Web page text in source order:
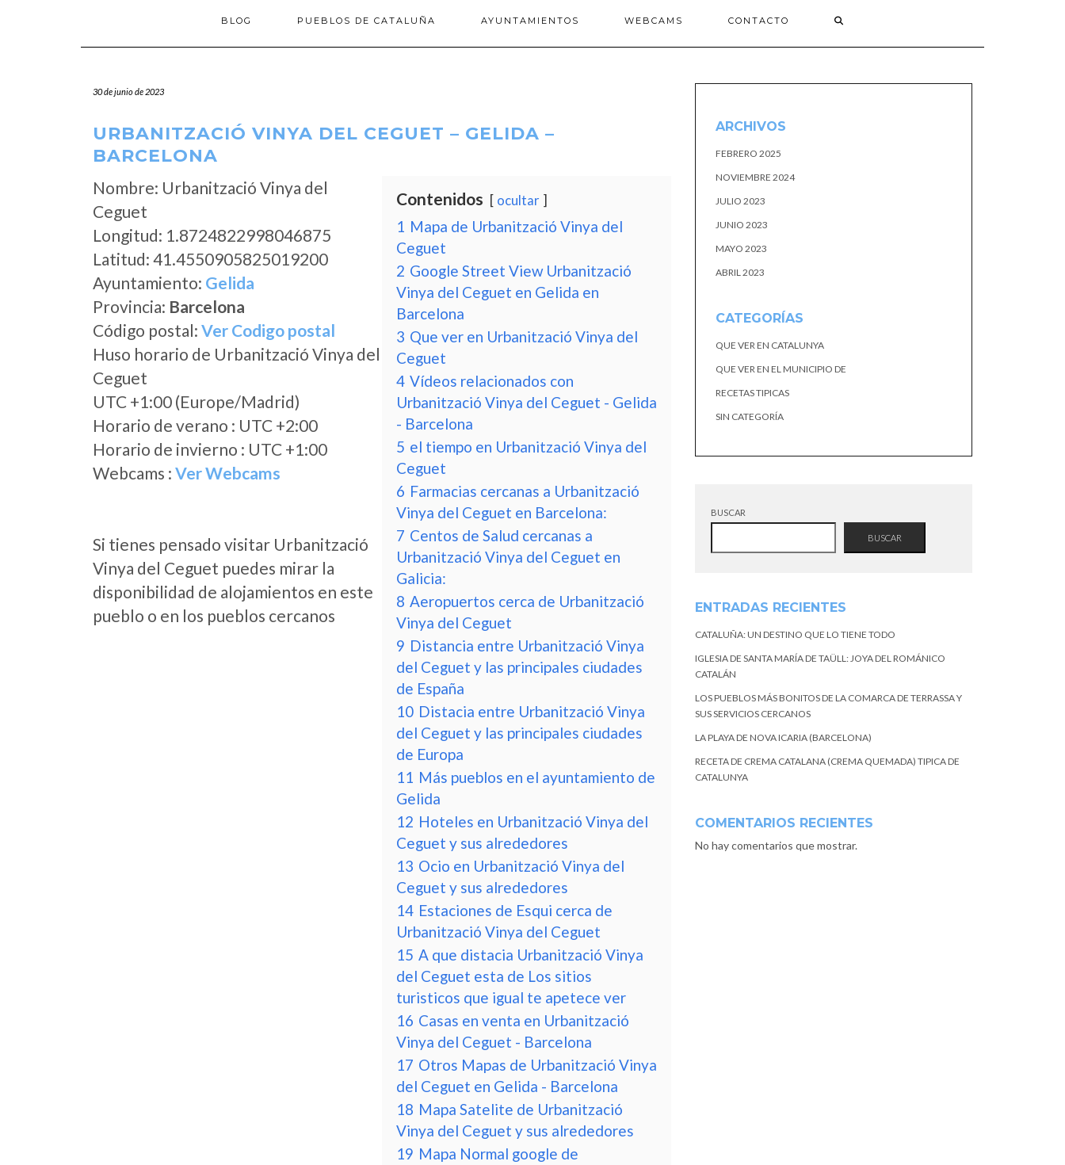
BLOG PUEBLOS DE CATALUÑA AYUNTAMIENTOS WEBCAMS CONTACTO
30 de junio de 2023
URBANITZACIÓ VINYA DEL CEGUET – GELIDA –
BARCELONA
Nombre: Urbanització Vinya del
Ceguet
Longitud: 1.8724822998046875
Latitud: 41.4550905825019200
Ayuntamiento: Gelida
Provincia: Barcelona
Código postal: Ver Codigo postal
Huso horario de Urbanització Vinya del
Ceguet
UTC +1:00 (Europe/Madrid)
Horario de verano : UTC +2:00
Horario de invierno : UTC +1:00
Webcams : Ver Webcams
Si tienes pensado visitar Urbanització
Vinya del Ceguet puedes mirar la
disponibilidad de alojamientos en este
pueblo o en los pueblos cercanos
Contenidos ocultar
1 Mapa de Urbanització Vinya del
Ceguet
2 Google Street View Urbanització
Vinya del Ceguet en Gelida en
Barcelona
3 Que ver en Urbanització Vinya del
Ceguet
4 Vídeos relacionados con
Urbanització Vinya del Ceguet - Gelida
- Barcelona
5 el tiempo en Urbanització Vinya del
Ceguet
6 Farmacias cercanas a Urbanització
Vinya del Ceguet en Barcelona:
7 Centos de Salud cercanas a
Urbanització Vinya del Ceguet en
Galicia:
8 Aeropuertos cerca de Urbanització
Vinya del Ceguet
9 Distancia entre Urbanització Vinya
del Ceguet y las principales ciudades
de España
10 Distacia entre Urbanització Vinya
del Ceguet y las principales ciudades
de Europa
11 Más pueblos en el ayuntamiento de
Gelida
12 Hoteles en Urbanització Vinya del
Ceguet y sus alrededores
13 Ocio en Urbanització Vinya del
Ceguet y sus alrededores
14 Estaciones de Esqui cerca de
Urbanització Vinya del Ceguet
15 A que distacia Urbanització Vinya
del Ceguet esta de Los sitios
turisticos que igual te apetece ver
16 Casas en venta en Urbanització
Vinya del Ceguet - Barcelona
17 Otros Mapas de Urbanització Vinya
del Ceguet en Gelida - Barcelona
18 Mapa Satelite de Urbanització
Vinya del Ceguet y sus alrededores
19 Mapa Normal google de
ARCHIVOS
FEBRERO 2025
NOVIEMBRE 2024
JULIO 2023
JUNIO 2023
MAYO 2023
ABRIL 2023
CATEGORÍAS
QUE VER EN CATALUNYA
QUE VER EN EL MUNICIPIO DE
RECETAS TIPICAS
SIN CATEGORÍA
BUSCAR
BUSCAR
ENTRADAS RECIENTES
CATALUÑA: UN DESTINO QUE LO TIENE TODO
IGLESIA DE SANTA MARÍA DE TAÜLL: JOYA DEL ROMÁNICO
CATALÁN
LOS PUEBLOS MÁS BONITOS DE LA COMARCA DE TERRASSA Y
SUS SERVICIOS CERCANOS
LA PLAYA DE NOVA ICARIA (BARCELONA)
RECETA DE CREMA CATALANA (CREMA QUEMADA) TIPICA DE
CATALUNYA
COMENTARIOS RECIENTES
No hay comentarios que mostrar.